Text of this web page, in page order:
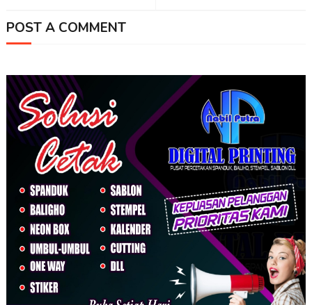
POST A COMMENT